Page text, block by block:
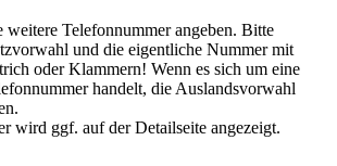
weitere Telefonnummer angeben. Bitte
und die eigentliche Nummer mit
oder Klammern! Wenn es sich um eine
handelt, die Auslandsvorwahl
wird ggf. auf der Detailseite angezeigt.